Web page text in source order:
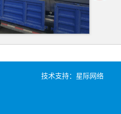
技术支持： 星际网络